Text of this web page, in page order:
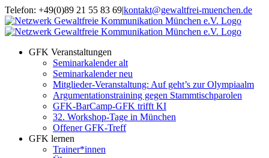
Zum
Inhalt
springen
Telefon: +49(0)89 21 55 83 69|kontakt@gewaltfrei-muenchen.de
Einloggen
Seminarkalender
Infos
zum
GFK Veranstaltungen
Seminarkalender alt
Seminarkalender neu
Mitglieder-Veranstaltung: Auf geht’s zur Olympiaalm
Argumentationstraining gegen Stammtischparolen
GFK-BarCamp-GFK trifft KI
32. Workshop-Tage in München
Offener GFK-Treff
GFK lernen
Trainer*innen